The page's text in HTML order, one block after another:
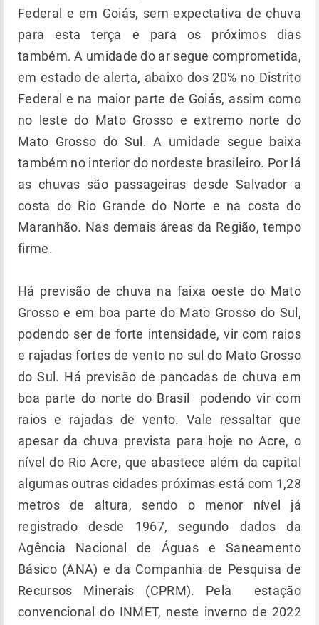
Federal e em Goiás, sem expectativa de chuva
para esta terça e para os próximos dias
também. A umidade do ar segue comprometida,
em estado de alerta, abaixo dos 20% no Distrito
Federal e na maior parte de Goiás, assim como
no leste do Mato Grosso e extremo norte do
Mato Grosso do Sul. A umidade segue baixa
também no interior do nordeste brasileiro. Por lá
as chuvas são passageiras desde Salvador a
costa do Rio Grande do Norte e na costa do
Maranhão. Nas demais áreas da Região, tempo
firme.
Há previsão de chuva na faixa oeste do Mato
Grosso e em boa parte do Mato Grosso do Sul,
podendo ser de forte intensidade, vir com raios
e rajadas fortes de vento no sul do Mato Grosso
do Sul. Há previsão de pancadas de chuva em
boa parte do norte do Brasil podendo vir com
raios e rajadas de vento. Vale ressaltar que
apesar da chuva prevista para hoje no Acre, o
nível do Rio Acre, que abastece além da capital
algumas outras cidades próximas está com 1,28
metros de altura, sendo o menor nível já
registrado desde 1967, segundo dados da
Agência Nacional de Águas e Saneamento
Básico (ANA) e da Companhia de Pesquisa de
Recursos Minerais (CPRM). Pela estação
convencional do INMET, neste inverno de 2022